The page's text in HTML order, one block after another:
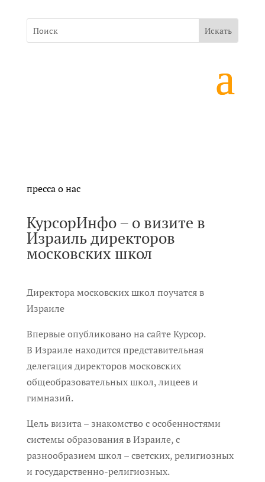
пресса о нас
КурсорИнфо – o визите в
Израиль директоров
московских школ
Директора московских школ поучатся в
Израиле
Впервые опубликовано на сайте Курсор.
В Израиле находится представительная
делегация директоров московских
общеобразовательных школ, лицеев и
гимназий.
Цель визита – знакомство с особенностями
системы образования в Израиле, с
разнообразием школ – светских, религиозных
и государственно-религиозных.